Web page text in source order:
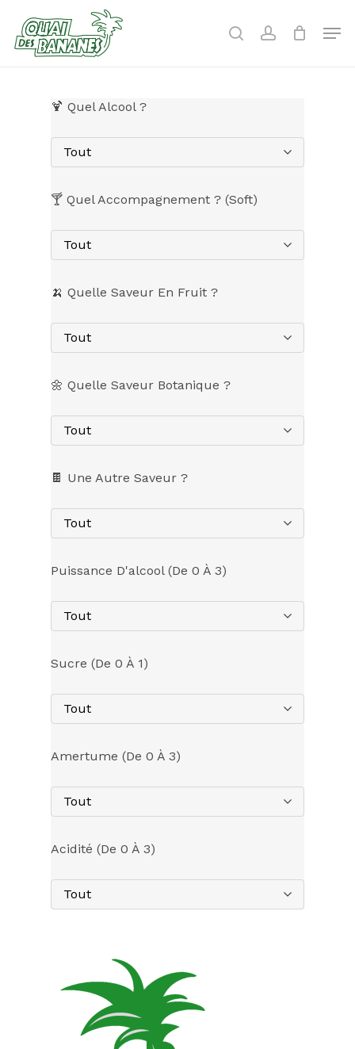
main
content
searchaccount
🍹 Quel Alcool ?
Tout
🍸 Quel Accompagnement ? (Soft)
Tout
🍌 Quelle Saveur En Fruit ?
Tout
🌼 Quelle Saveur Botanique ?
Tout
🍫 Une Autre Saveur ?
Tout
Puissance D'alcool (de 0 À 3)
Tout
Sucre (de 0 À 1)
Tout
Amertume (de 0 À 3)
Tout
Acidité (de 0 À 3)
Tout